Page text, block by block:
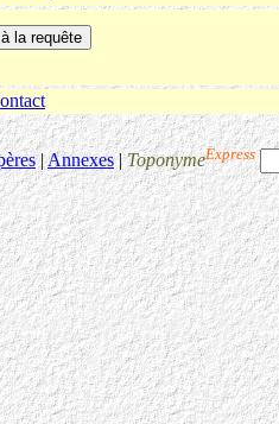
|Annexes|ToponymeExpress